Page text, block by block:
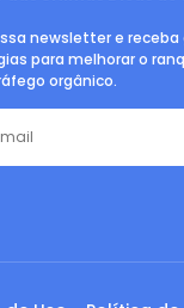
newsletter e
para melhorar o
orgânico.